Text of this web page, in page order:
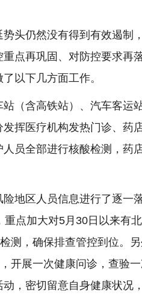
头仍然没有得到有效遏
点再巩固、对防控要求
以下几方面工作。
（含高铁站）、汽车客
挥医疗机构发热门诊、药
员全部进行核酸检测，药
地区人员信息进行了逐
点加大对5月30日以来有
测，确保排查管控到位。
开展一次健康问诊，查验
，密切留意自身健康状